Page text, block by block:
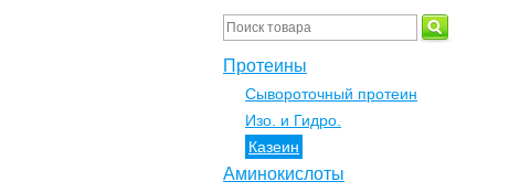
Протеины
Сывороточный протеин
Изо. и Гидро.
Казеин
Аминокислоты